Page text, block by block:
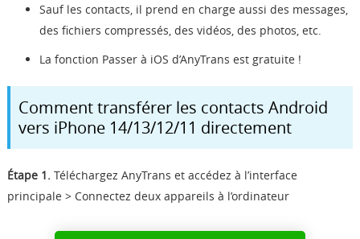
Sauf les contacts, il prend en charge aussi des messages,
des fichiers compressés, des vidéos, des photos, etc.
La fonction Passer à iOS d’AnyTrans est gratuite !
Comment transférer les contacts Android
vers iPhone 14/13/12/11 directement
Étape 1.Téléchargez AnyTrans et accédez à l’interface
principale > Connectez deux appareils à l’ordinateur